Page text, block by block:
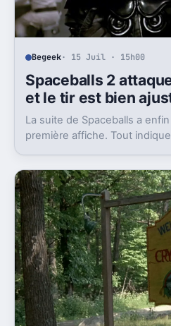
Begeek· 15 Juil · 15h00
Spaceballs 2
et le tir est bien
La suite de Spaceballs a
première affiche. Tout